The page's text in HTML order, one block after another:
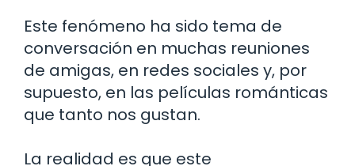
Este fenómeno ha sido tema de
conversación en muchas reuniones
de amigas, en redes sociales y, por
supuesto, en las películas románticas
que tanto nos gustan.
La realidad es que este